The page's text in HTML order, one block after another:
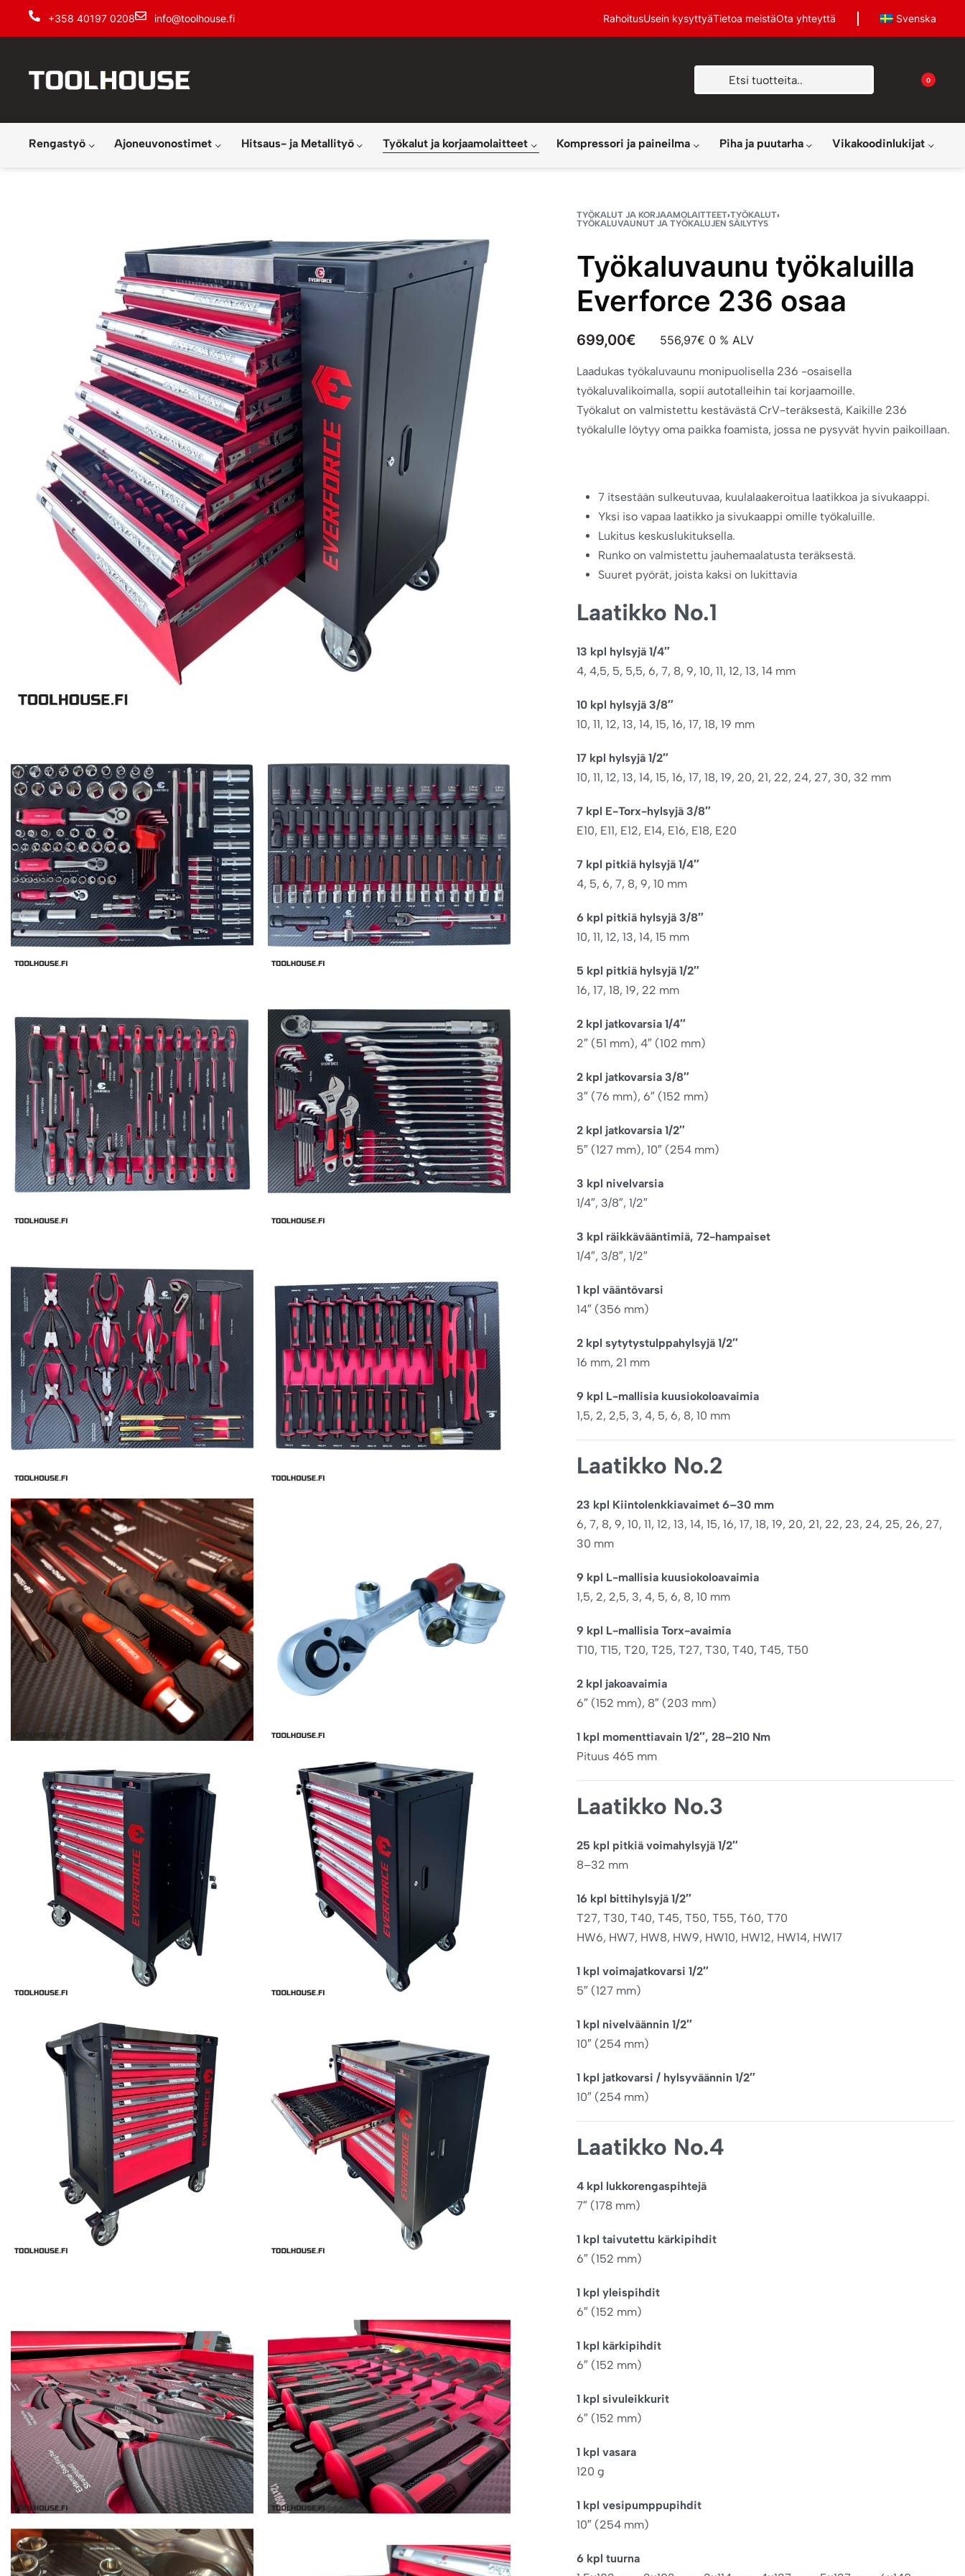
+358 40197 0208 info@toolhouse.fi RahoitusUsein kysyttyäTietoa meistäOta yhteyttä Svenska
0
Rengastyö Ajoneuvonostimet Hitsaus- ja Metallityö Työkalut ja korjaamolaitteet Kompressori ja paineilma Piha ja puutarha Vikakoodinlukijat
TYÖKALUT JA KORJAAMOLAITTEET›TYÖKALUT›
TYÖKALUVAUNUT JA TYÖKALUJEN SÄILYTYS
Työkaluvaunu työkaluilla
Everforce 236 osaa
699,00€ 556,97€ 0 % ALV
Laadukas työkaluvaunu monipuolisella 236 -osaisella
työkaluvalikoimalla, sopii autotalleihin tai korjaamoille.
Työkalut on valmistettu kestävästä CrV-teräksestä, Kaikille 236
työkalulle löytyy oma paikka foamista, jossa ne pysyvät hyvin paikoillaan.
7 itsestään sulkeutuvaa, kuulalaakeroitua laatikkoa ja sivukaappi.
Yksi iso vapaa laatikko ja sivukaappi omille työkaluille.
Lukitus keskuslukituksella.
Runko on valmistettu jauhemaalatusta teräksestä.
Suuret pyörät, joista kaksi on lukittavia
Laatikko No.1
13 kpl hylsyjä 1/4″
4, 4,5, 5, 5,5, 6, 7, 8, 9, 10, 11, 12, 13, 14 mm
10 kpl hylsyjä 3/8″
10, 11, 12, 13, 14, 15, 16, 17, 18, 19 mm
17 kpl hylsyjä 1/2″
10, 11, 12, 13, 14, 15, 16, 17, 18, 19, 20, 21, 22, 24, 27, 30, 32 mm
7 kpl E-Torx-hylsyjä 3/8″
E10, E11, E12, E14, E16, E18, E20
7 kpl pitkiä hylsyjä 1/4″
4, 5, 6, 7, 8, 9, 10 mm
6 kpl pitkiä hylsyjä 3/8″
10, 11, 12, 13, 14, 15 mm
5 kpl pitkiä hylsyjä 1/2″
16, 17, 18, 19, 22 mm
2 kpl jatkovarsia 1/4″
2″ (51 mm), 4″ (102 mm)
2 kpl jatkovarsia 3/8″
3″ (76 mm), 6″ (152 mm)
2 kpl jatkovarsia 1/2″
5″ (127 mm), 10″ (254 mm)
3 kpl nivelvarsia
1/4″, 3/8″, 1/2″
3 kpl räikkävääntimiä, 72-hampaiset
1/4″, 3/8″, 1/2″
1 kpl vääntövarsi
14″ (356 mm)
2 kpl sytytystulppahylsyjä 1/2″
16 mm, 21 mm
9 kpl L-mallisia kuusiokoloavaimia
1,5, 2, 2,5, 3, 4, 5, 6, 8, 10 mm
Laatikko No.2
23 kpl Kiintolenkkiavaimet 6–30 mm
6, 7, 8, 9, 10, 11, 12, 13, 14, 15, 16, 17, 18, 19, 20, 21, 22, 23, 24, 25, 26, 27,
30 mm
9 kpl L-mallisia kuusiokoloavaimia
1,5, 2, 2,5, 3, 4, 5, 6, 8, 10 mm
9 kpl L-mallisia Torx-avaimia
T10, T15, T20, T25, T27, T30, T40, T45, T50
2 kpl jakoavaimia
6″ (152 mm), 8″ (203 mm)
1 kpl momenttiavain 1/2″, 28–210 Nm
Pituus 465 mm
Laatikko No.3
25 kpl pitkiä voimahylsyjä 1/2″
8–32 mm
16 kpl bittihylsyjä 1/2″
T27, T30, T40, T45, T50, T55, T60, T70
HW6, HW7, HW8, HW9, HW10, HW12, HW14, HW17
1 kpl voimajatkovarsi 1/2″
5″ (127 mm)
1 kpl nivelväännin 1/2″
10″ (254 mm)
1 kpl jatkovarsi / hylsyväännin 1/2″
10″ (254 mm)
Laatikko No.4
4 kpl lukkorengaspihtejä
7″ (178 mm)
1 kpl taivutettu kärkipihdit
6″ (152 mm)
1 kpl yleispihdit
6″ (152 mm)
1 kpl kärkipihdit
6″ (152 mm)
1 kpl sivuleikkurit
6″ (152 mm)
1 kpl vasara
120 g
1 kpl vesipumppupihdit
10″ (254 mm)
6 kpl tuurna